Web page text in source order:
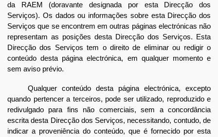
da RAEM (doravante designada por esta Direcção dos
Serviços). Os dados ou informações sobre esta Direcção dos
Serviços que se encontrem em outras páginas electrónicas não
representam as posições desta Direcção dos Serviços. Esta
Direcção dos Serviços tem o direito de eliminar ou redigir o
conteúdo desta página electrónica, em qualquer momento e
sem aviso prévio.
Qualquer conteúdo desta página electrónica, excepto
quando pertencer a terceiros, pode ser utilizado, reproduzido e
redivulgado para fins não comerciais, sem a concordância
escrita desta Direcção dos Serviços, necessitando, contudo, de
indicar a proveniência do conteúdo, que é fornecido por esta